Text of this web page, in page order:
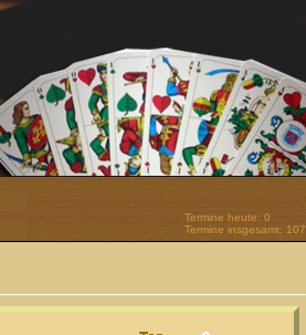
Termine heute: 0
Termine insgesamt: 107